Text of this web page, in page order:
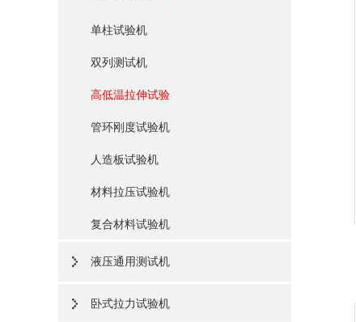
单柱试验机
双列测试机
高低温拉伸试验
管环刚度试验机
人造板试验机
材料拉压试验机
复合材料试验机
液压通用测试机
卧式拉力试验机